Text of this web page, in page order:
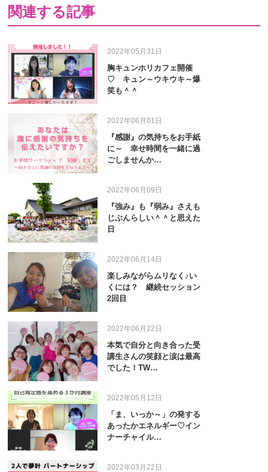
関連する記事
2022年05月31日
胸キュンホリカフェ開催
♡ キュン～ウキウキ～爆
笑も＾＾
2022年06月01日
『感謝』の気持ちをお手紙
に～ 幸せ時間を一緒に過
ごしませんか…
2022年06月09日
『強み』も『弱み』さえも
じぶんらしい＾＾と思えた
日
2022年06月14日
楽しみながらムリなく♪い
くには？ 継続セッション
2回目
2022年06月22日
本気で自分と向き合った受
講生さんの笑顔と涙は最高
でした！TW…
2022年05月12日
「ま、いっか～」の発する
あったかエネルギー♡イン
ナーチャイル…
2022年03月22日